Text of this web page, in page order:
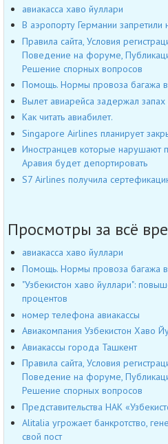
авиакасса хаво йуллари
В аэропорту Германии
Правила сайта, Условия
Поведение на форуме,
Решение спорных вопросов
Помощь. Нормы провоза багажа
Вылет авиарейса задержал
Как читать авиабилет.
Singapore Airlines планирует
Иностранцев которые нарушают
Аравия будет депортировать
S7 Airlines получила
Просмотры за всё
авиакасса хаво йуллари
Помощь. Нормы провоза багажа
"Узбекистон хаво йуллари":
процентов
номер телефона авиакассы
Авиакомпания Узбекистон Хаво
Авиакассы города Ташкент
Правила сайта, Условия
Поведение на форуме,
Решение спорных вопросов
Представительства НАК
Alitalia угрожает банкротство,
свой пост